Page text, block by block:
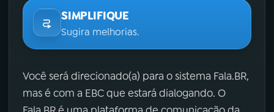
SIMPLIFIQUE
Sugira melhorias.
Você será direcionado(a) para o sistema Fala.BR,
mas é com a EBC que estará dialogando. O